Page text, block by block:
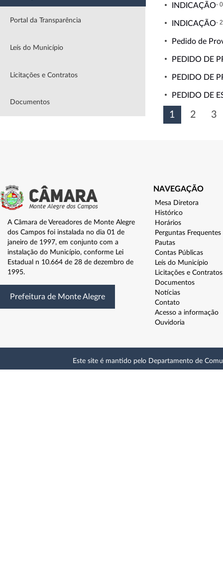
Portal da Transparência
Leís do Município
Licitações e Contratos
Documentos
INDICAÇÃO-
INDICAÇÃO-
Pedido de
PEDIDO DE
PEDIDO DE
PEDIDO DE
1 2 3
A Câmara de Vereadores de Monte Alegre
dos Campos foi instalada no dia 01 de
janeiro de 1997, em conjunto com a
instalação do Município, conforme Lei
Estadual n 10.664 de 28 de dezembro de
1995.
Prefeitura de Monte Alegre
NAVEGAÇÃO
Mesa Diretora
Histórico
Horários
Perguntas Frequentes
Pautas
Contas Públicas
Leís do Município
Licitações e Contratos
Documentos
Notícias
Contato
Acesso a informação
Ouvidoria
Este site é mantido pelo Departamento de